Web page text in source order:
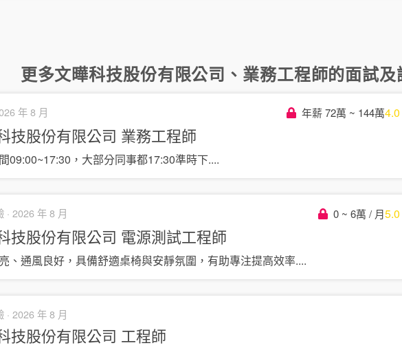
更多文曄科技股份有限公司 、 業務工程師的面試及
年 8 月 年薪 72萬 ~ 144萬4.0
技股份有限公司 業務工程師
09:00~17:30，大部分同事都17:30準時下....
· 2026 年 8 月 0 ~ 6萬 / 月5.0
技股份有限公司 電源測試工程師
、通風良好，具備舒適桌椅與安靜氛圍，有助專注提高效率....
· 2026 年 8 月
技股份有限公司 工程師